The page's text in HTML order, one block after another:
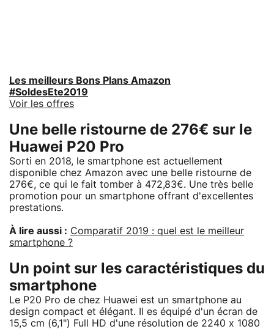
Les meilleurs Bons Plans Amazon
#SoldesEte2019
Voir les offres
Une belle ristourne de 276€ sur le
Huawei P20 Pro
Sorti en 2018, le smartphone est actuellement
disponible chez Amazon avec une belle ristourne de
276€, ce qui le fait tomber à 472,83€. Une très belle
promotion pour un smartphone offrant d'excellentes
prestations.
À lire aussi : Comparatif 2019 : quel est le meilleur
smartphone ?
Un point sur les caractéristiques du
smartphone
Le P20 Pro de chez Huawei est un smartphone au
design compact et élégant. Il es équipé d'un écran de
15,5 cm (6,1") Full HD d'une résolution de 2240 x 1080